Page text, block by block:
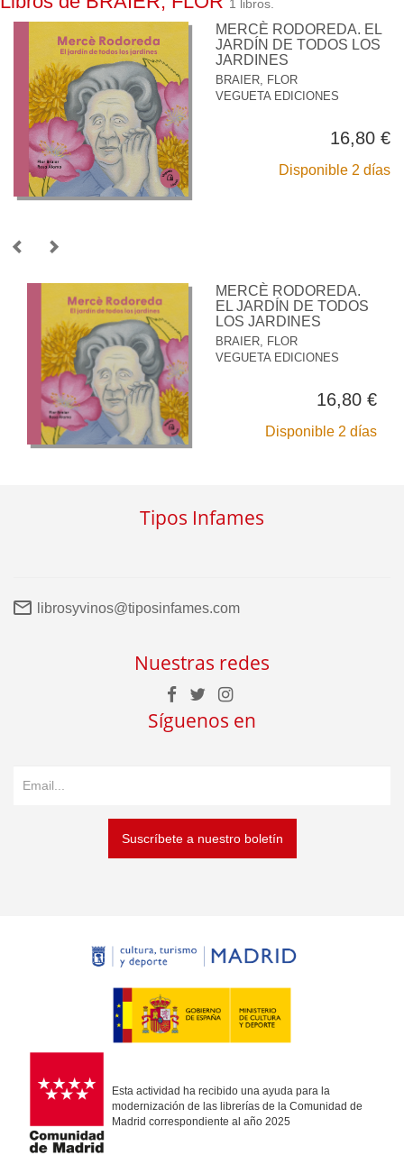
1 libros.
MERCÈ RODOREDA. EL
JARDÍN DE TODOS LOS
JARDINES
BRAIER, FLOR
VEGUETA EDICIONES
16,80 €
Disponible 2 días
MERCÈ RODOREDA.
EL JARDÍN DE TODOS
LOS JARDINES
BRAIER, FLOR
VEGUETA EDICIONES
16,80 €
Disponible 2 días
Tipos Infames
librosyvinos@tiposinfames.com
Nuestras redes
Síguenos en
Suscríbete a nuestro boletín
Esta actividad ha recibido una ayuda para la
modernización de las librerías de la Comunidad de
Madrid correspondiente al año 2025